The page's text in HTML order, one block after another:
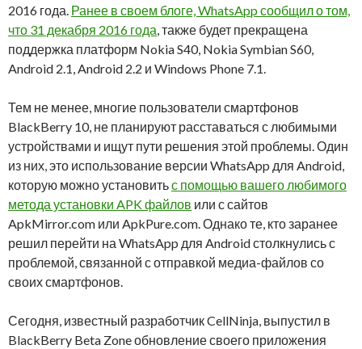
2016 года. Ранее в своем блоге, WhatsApp сообщил о том,
что 31 декабря 2016 года, также будет прекращена
поддержка платформ Nokia S40, Nokia Symbian S60,
Android 2.1, Android 2.2 и Windows Phone 7.1.
Тем не менее, многие пользователи смартфонов
BlackBerry 10, не планируют расставаться с любимыми
устройствами и ищут пути решения этой проблемы. Один
из них, это использование версии WhatsApp для Android,
которую можно установитьс помощью вашего любимого
метода установки APK файлов или с сайтов
ApkMirror.com или ApkPure.com. Однако те, кто заранее
решил перейти на WhatsApp для Android столкнулись с
проблемой, связанной с отправкой медиа-файлов со
своих смартфонов.
Сегодня, известный разработчик CellNinja, выпустил в
BlackBerry Beta Zone обновление своего приложения